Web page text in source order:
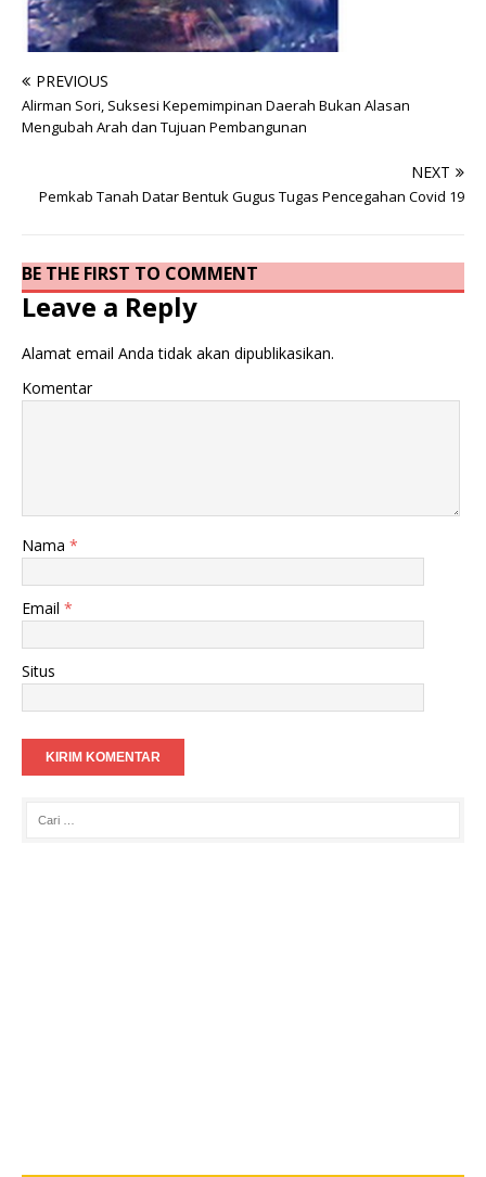
PREVIOUS
Alirman Sori, Suksesi Kepemimpinan Daerah Bukan Alasan
Mengubah Arah dan Tujuan Pembangunan
NEXT
Pemkab Tanah Datar Bentuk Gugus Tugas Pencegahan Covid 19
BE THE FIRST TO COMMENT
Leave a Reply
Alamat email Anda tidak akan dipublikasikan.
Komentar
Nama *
Email *
Situs